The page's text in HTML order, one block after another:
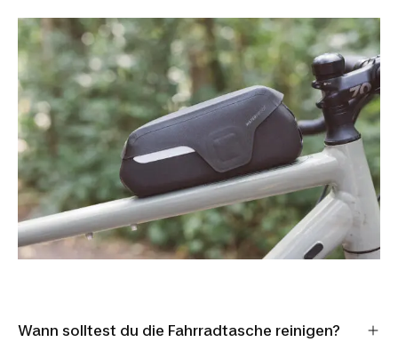
Wann solltest du die Fahrradtasche reinigen?